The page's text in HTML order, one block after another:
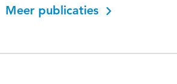
Meer publicaties